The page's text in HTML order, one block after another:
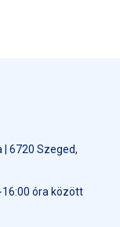
6720 Szeged,
óra között